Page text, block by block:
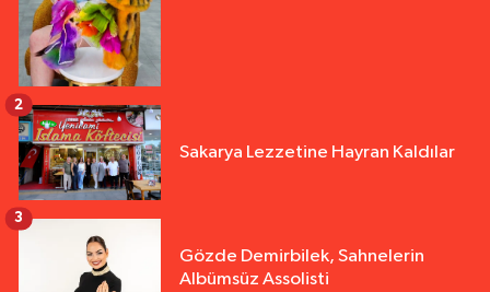
Sakarya Lezzetine Hayran Kaldılar
2
Gözde Demirbilek, Sahnelerin
Albümsüz Assolisti
3